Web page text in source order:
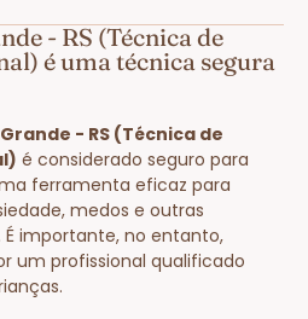
- RS (Técnica de
é uma técnica segura
- RS (Técnica de
é considerado seguro para
ferramenta eficaz para
medos e outras
importante, no entanto,
um profissional qualificado